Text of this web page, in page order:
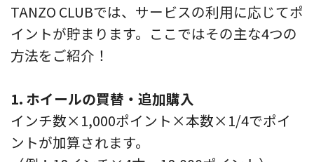
TANZO CLUBでは、サービスの利用に応じてポ
イントが貯まります。ここではその主な4つの
方法をご紹介！
1. ホイールの買替・追加購入
インチ数×1,000ポイント×本数×1/4でポイ
ントが加算されます。